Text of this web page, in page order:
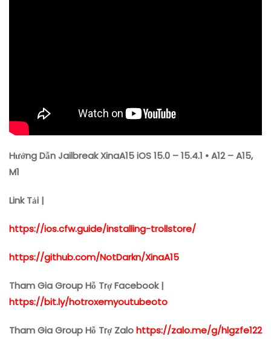
Hướng Dẫn Jailbreak XinaA15 iOS 15.0 – 15.4.1 • A12 – A15,
M1
Link Tải |
https://ios.cfw.guide/installing-trollstore/
https://github.com/NotDarkn/XinaA15
Tham Gia Group Hỗ Trợ Facebook |
https://bit.ly/hotroxemyoutubeoto
Tham Gia Group Hỗ Trợ Zalohttps://zalo.me/g/hlgzfe122